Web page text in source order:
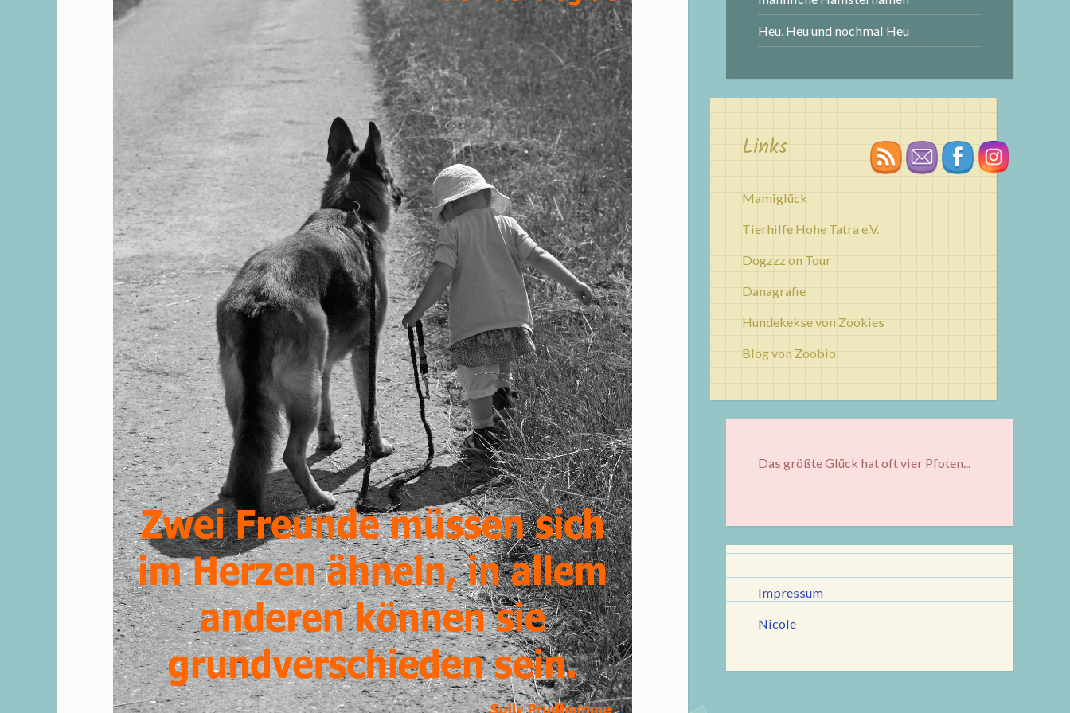
Heu, Heu und nochmal Heu
Links
Mamiglück
Tierhilfe Hohe Tatra e.V.
Dogzzz on Tour
Danagrafie
Hundekekse von Zookies
Blog von Zoobio
Das größte Glück hat oft vier Pfoten...
Impressum
Nicole